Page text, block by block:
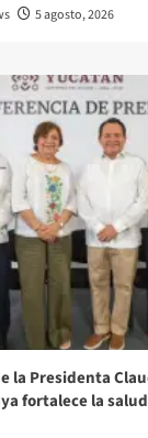
5 agosto, 2026
la Presidenta
fortalece la